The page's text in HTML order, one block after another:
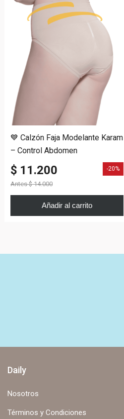
💙 Calzón Faja Modelante Karam
– Control Abdomen
$ 11.200
Antes $ 14.000
-20%
Añadir al carrito
Daily
Nosotros
Términos y Condiciones